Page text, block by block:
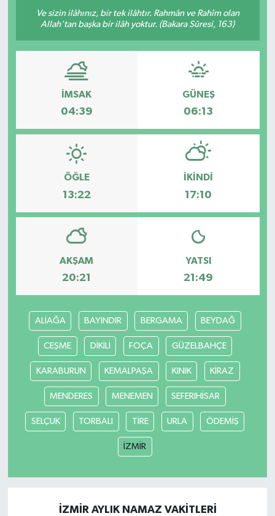
Ve sizin ilâhınız, bir tek ilâhtır. Rahmân ve Rahîm olan
Allah'tan başka bir ilâh yoktur. (Bakara Sûresi, 163)
İMSAK
04:39
GÜNEŞ
06:13
ÖĞLE
13:22
İKINDI
17:10
AKŞAM
20:21
YATSI
21:49
ALİAĞA BAYINDIR BERGAMA BEYDAĞ
CEŞME DİKİLİ FOÇA GÜZELBAHÇE
KARABURUN KEMALPAŞA KINIK KİRAZ
MENDERES MENEMEN SEFERIHİSAR
SELÇUK TORBALI TİRE URLA ÖDEMİŞ
İZMİR
İZMİR AYLIK NAMAZ VAKITLERI